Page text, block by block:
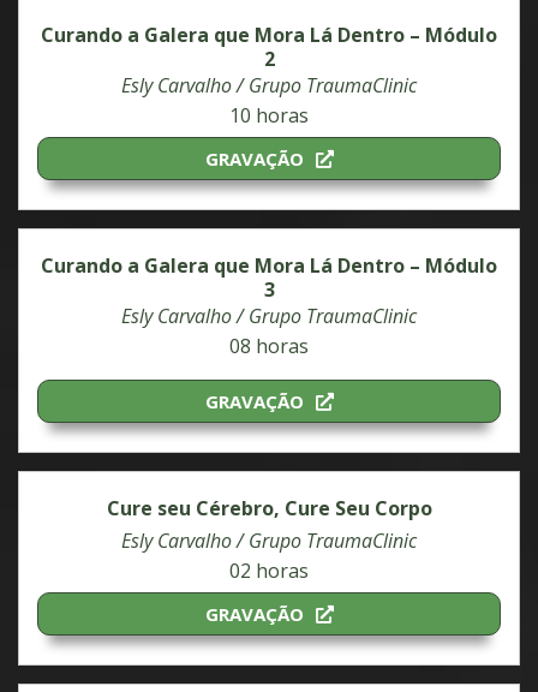
Curando a Galera que Mora Lá Dentro – Módulo
2
Esly Carvalho / Grupo TraumaClinic
10 horas
GRAVAÇÃO
Curando a Galera que Mora Lá Dentro – Módulo
3
Esly Carvalho / Grupo TraumaClinic
08 horas
GRAVAÇÃO
Cure seu Cérebro, Cure Seu Corpo
Esly Carvalho / Grupo TraumaClinic
02 horas
GRAVAÇÃO